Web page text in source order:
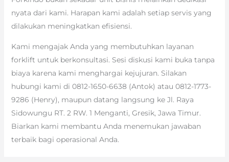
nyata dari kami. Harapan kami adalah setiap servis yang
dilakukan meningkatkan efisiensi.
Kami mengajak Anda yang membutuhkan layanan
forklift untuk berkonsultasi. Sesi diskusi kami buka tanpa
biaya karena kami menghargai kejujuran. Silakan
hubungi kami di 0812-1650-6638 (Antok) atau 0812-1773-
9286 (Henry), maupun datang langsung ke Jl. Raya
Sidowungu RT. 2 RW. 1 Menganti, Gresik, Jawa Timur.
Biarkan kami membantu Anda menemukan jawaban
terbaik bagi operasional Anda.